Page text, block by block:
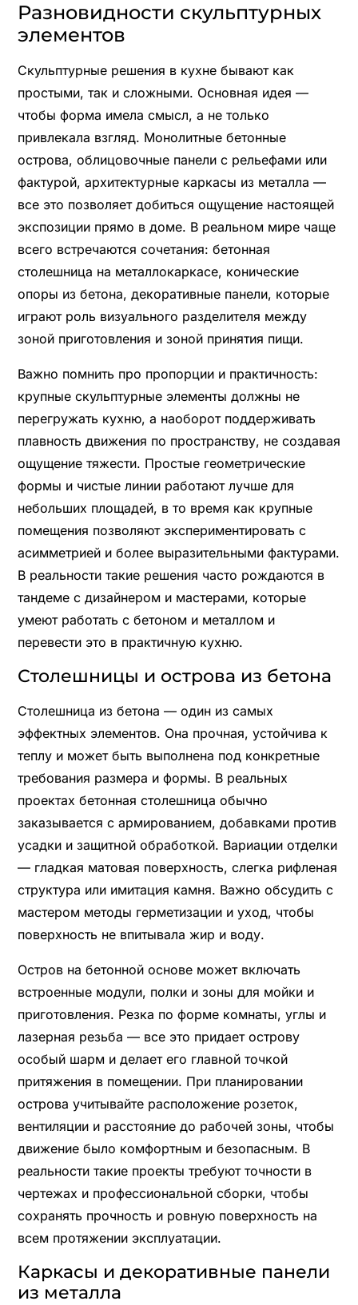
Разновидности скульптурных
элементов
Скульптурные решения в кухне бывают как
простыми, так и сложными. Основная идея —
чтобы форма имела смысл, а не только
привлекала взгляд. Монолитные бетонные
острова, облицовочные панели с рельефами или
фактурой, архитектурные каркасы из металла —
все это позволяет добиться ощущение настоящей
экспозиции прямо в доме. В реальном мире чаще
всего встречаются сочетания: бетонная
столешница на металлокаркасе, конические
опоры из бетона, декоративные панели, которые
играют роль визуального разделителя между
зоной приготовления и зоной принятия пищи.
Важно помнить про пропорции и практичность:
крупные скульптурные элементы должны не
перегружать кухню, а наоборот поддерживать
плавность движения по пространству, не создавая
ощущение тяжести. Простые геометрические
формы и чистые линии работают лучше для
небольших площадей, в то время как крупные
помещения позволяют экспериментировать с
асимметрией и более выразительными фактурами.
В реальности такие решения часто рождаются в
тандеме с дизайнером и мастерами, которые
умеют работать с бетоном и металлом и
перевести это в практичную кухню.
Столешницы и острова из бетона
Столешница из бетона — один из самых
эффектных элементов. Она прочная, устойчива к
теплу и может быть выполнена под конкретные
требования размера и формы. В реальных
проектах бетонная столешница обычно
заказывается с армированием, добавками против
усадки и защитной обработкой. Вариации отделки
— гладкая матовая поверхность, слегка рифленая
структура или имитация камня. Важно обсудить с
мастером методы герметизации и уход, чтобы
поверхность не впитывала жир и воду.
Остров на бетонной основе может включать
встроенные модули, полки и зоны для мойки и
приготовления. Резка по форме комнаты, углы и
лазерная резьба — все это придает острову
особый шарм и делает его главной точкой
притяжения в помещении. При планировании
острова учитывайте расположение розеток,
вентиляции и расстояние до рабочей зоны, чтобы
движение было комфортным и безопасным. В
реальности такие проекты требуют точности в
чертежах и профессиональной сборки, чтобы
сохранять прочность и ровную поверхность на
всем протяжении эксплуатации.
Каркасы и декоративные панели
из металла